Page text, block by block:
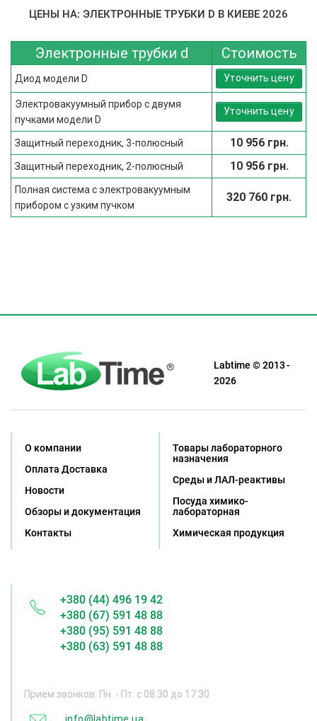
ЦЕНЫ НА: ЭЛЕКТРОННЫЕ ТРУБКИ D В КИЕВЕ 2026
Электронные трубки d Стоимость
Диод модели D Уточнить цену
Электровакуумный прибор с двумя
пучками модели D
Уточнить цену
Защитный переходник, 3-полюсный 10 956 грн.
Защитный переходник, 2-полюсный 10 956 грн.
Полная система с электровакуумным
прибором с узким пучком
320 760 грн.
Labtime © 2013 -
2026
О компании
Оплата Доставка
Новости
Обзоры и документация
Контакты
Товары лабораторного
назначения
Среды и ЛАЛ-реактивы
Посуда химико-
лабораторная
Химическая продукция
+380 (44) 496 19 42
+380 (67) 591 48 88
+380 (95) 591 48 88
+380 (63) 591 48 88
Прием звонков: Пн. - Пт. с 08:30 до 17:30